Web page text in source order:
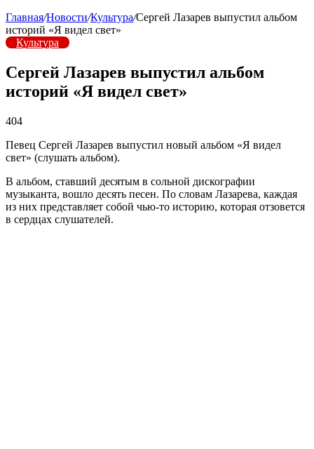
Главная/Новости/Культура/Сергей Лазарев выпустил альбом
историй «Я видел свет»
Культура
Сергей Лазарев выпустил альбом
историй «Я видел свет»
404
Певец Сергей Лазарев выпустил новый альбом «Я видел
свет» (слушать альбом).
В альбом, ставший десятым в сольной дискографии
музыканта, вошло десять песен. По словам Лазарева, каждая
из них представляет собой чью-то историю, которая отзовется
в сердцах слушателей.